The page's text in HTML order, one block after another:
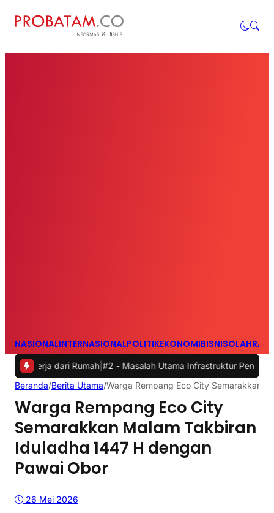
NASIONALINTERNASIONALPOLITIKEKONOMIBISNIS
dari Rumah |#2 -Masalah Utama Infrastruktur Pengisian Daya
Beranda/Berita Utama/Warga Rempang Eco City Semarakkan
Warga Rempang Eco City
Semarakkan Malam Takbiran
Iduladha 1447 H dengan
Pawai Obor
26 Mei 2026